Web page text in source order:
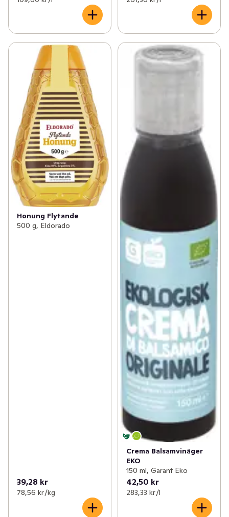
Honung Flytande
500 g, Eldorado
39,28 kr
78,56 kr /kg
Crema Balsamvinäger
EKO
150 ml, Garant Eko
42,50 kr
283,33 kr /l